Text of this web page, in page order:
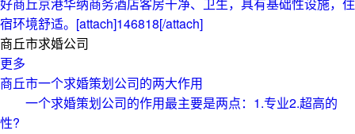
好商丘京港华纳商务酒店客房干净、卫生，具有基础性设施，住
宿环境舒适。[attach]146818[/attach]
商丘市求婚公司
更多
商丘市一个求婚策划公司的两大作用
一个求婚策划公司的作用最主要是两点：1.专业2.超高的
性?